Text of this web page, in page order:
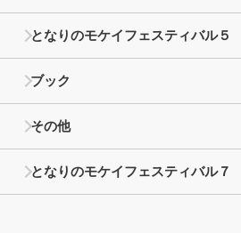
となりのモケイフェスティバル５
ブック
その他
となりのモケイフェスティバル７